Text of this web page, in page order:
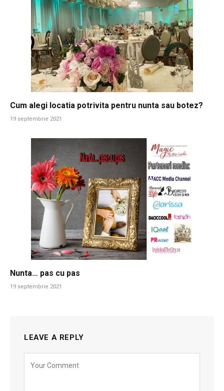
Cum alegi locatia potrivita pentru nunta sau botez?
19 septembrie 2021
Nunta… pas cu pas
19 septembrie 2021
LEAVE A REPLY